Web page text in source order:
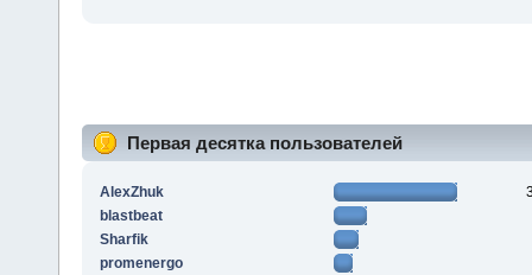
Первая десятка пользователей
AlexZhuk
blastbeat
Sharfik
promenergo